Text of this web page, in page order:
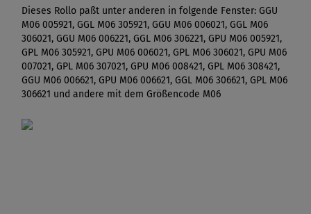
Dieses Rollo paßt unter anderen in folgende Fenster: GGU
M06 005921, GGL M06 305921, GGU M06 006021, GGL M06
306021, GGU M06 006221, GGL M06 306221, GPU M06 005921,
GPL M06 305921, GPU M06 006021, GPL M06 306021, GPU M06
007021, GPL M06 307021, GPU M06 008421, GPL M06 308421,
GGU M06 006621, GPU M06 006621, GGL M06 306621, GPL M06
306621 und andere mit dem Größencode M06